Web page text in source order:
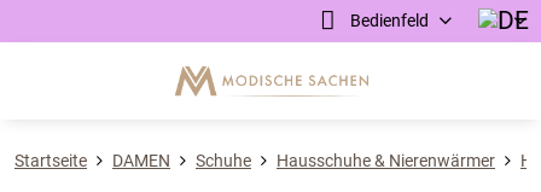
Bedienfeld
Startseite DAMEN Schuhe Hausschuhe & Nierenwärmer